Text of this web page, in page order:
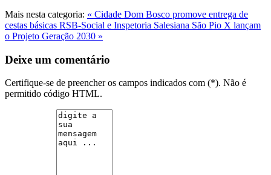
Mais nesta categoria: « Cidade Dom Bosco promove entrega de
cestas básicas RSB-Social e Inspetoria Salesiana São Pio X lançam
o Projeto Geração 2030 »
Deixe um comentário
Certifique-se de preencher os campos indicados com (*). Não é
permitido código HTML.